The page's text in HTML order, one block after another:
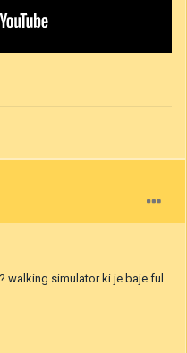
walking simulator ki je baje ful